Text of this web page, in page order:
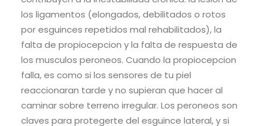
los ligamentos (elongados, debilitados o rotos
por esguinces repetidos mal rehabilitados), la
falta de propiocepcion y la falta de respuesta de
los musculos peroneos. Cuando la propiocepcion
falla, es como si los sensores de tu piel
reaccionaran tarde y no supieran que hacer al
caminar sobre terreno irregular. Los peroneos son
claves para protegerte del esguince lateral, y si